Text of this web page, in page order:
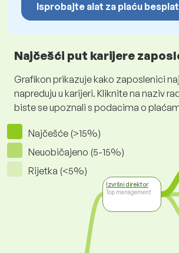
Isprobajte alat za plaću
Najčešći put karijere
Grafikon prikazuje kako zaposlenici
napreduju u karijeri. Kliknite na naziv
biste se upoznali s podacima o
Najčešće (>15%)
Neuobičajeno (5-15%)
Rijetka (<5%)
Izvršni direktor
Top management